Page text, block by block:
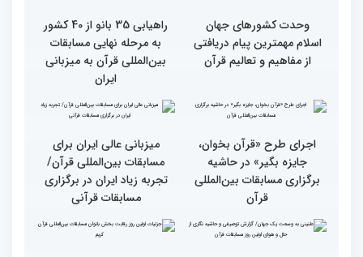
غرفه پاسخگویی به سوالات
شرعی در حاشیه چهلمین
دوره مسابقات بین‌المللی
راه برای زندگی افراد مختلف
وحدت کشورهای جهان
اسلام مهمترین پیام دریافتی
از مفاهیم و تعالیم قرآن
راهیابی 35 بانو از 40 کشور
به مرحله نهایی مسابقات
بین‌المللی قرآن به میزبانی
ایران